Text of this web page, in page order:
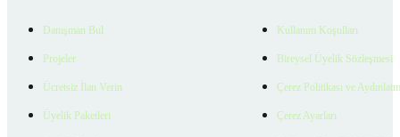
Danışman Bul
Projeler
Ücretsiz İlan Verin
Üyelik Paketleri
Kullanım Koşulları
Bireysel Üyelik Sözleşmesi
Çerez Politikası ve
Çerez Ayarları